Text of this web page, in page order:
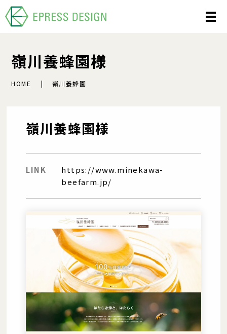
嶺川養蜂園様
HOME 嶺川養蜂園
嶺川養蜂園様
LINK
https://www.minekawa-
beefarm.jp/